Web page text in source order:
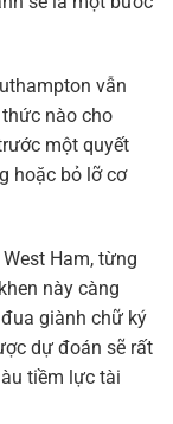
vẫn
nào cho
một quyết
hoặc bỏ lỡ cơ
Ham, từng
này càng
giành chữ ký
dự đoán sẽ rất
tiềm lực tài